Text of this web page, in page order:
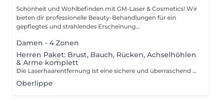
Schönheit und Wohlbefinden mit GM-Laser & Cosmetics! Wir
bieten dir professionelle Beauty-Behandlungen für ein
gepflegtes und strahlendes Erscheinung...
Damen - 4 Zonen
Herren Paket: Brust, Bauch, Rücken, Achselhöhlen
& Arme komplett
Die Laserhaarentfernung ist eine sichere und überraschend schnelle Option für jeden, der bereit ist, seinen Rasierer loszuwerden. Wenn du dir morgens ein paar Minuten Zeit sparen willst, ist die Laserhaarentfernung ein schnelles und praktisch schmerzloses Verfahren, das deine Haut für immer glatt und makellos macht.
Oberlippe